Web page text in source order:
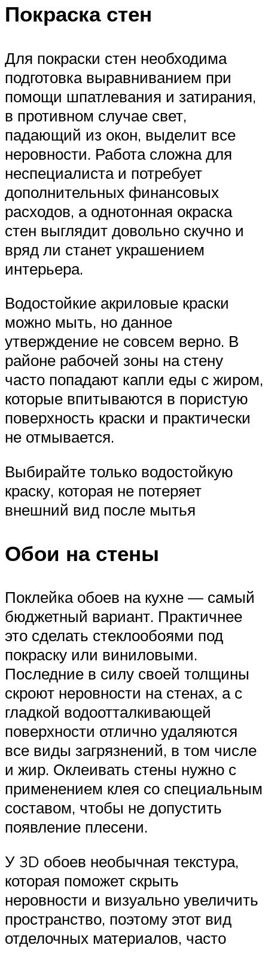
Покраска стен
Для покраски стен необходима
подготовка выравниванием при
помощи шпатлевания и затирания,
в противном случае свет,
падающий из окон, выделит все
неровности. Работа сложна для
неспециалиста и потребует
дополнительных финансовых
расходов, а однотонная окраска
стен выглядит довольно скучно и
вряд ли станет украшением
интерьера.
Водостойкие акриловые краски
можно мыть, но данное
утверждение не совсем верно. В
районе рабочей зоны на стену
часто попадают капли еды с жиром,
которые впитываются в пористую
поверхность краски и практически
не отмывается.
Выбирайте только водостойкую
краску, которая не потеряет
внешний вид после мытья
Обои на стены
Поклейка обоев на кухне — самый
бюджетный вариант. Практичнее
это сделать стеклообоями под
покраску или виниловыми.
Последние в силу своей толщины
скроют неровности на стенах, а с
гладкой водоотталкивающей
поверхности отлично удаляются
все виды загрязнений, в том числе
и жир. Оклеивать стены нужно с
применением клея со специальным
составом, чтобы не допустить
появление плесени.
У 3D обоев необычная текстура,
которая поможет скрыть
неровности и визуально увеличить
пространство, поэтому этот вид
отделочных материалов, часто